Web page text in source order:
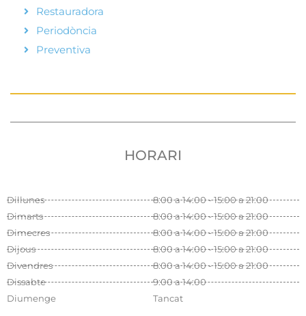
Restauradora
Periodòncia
Preventiva
HORARI
Dillunes
Dimarts
Dimecres
Dijous
Divendres
Dissabte
Diumenge
8:00 a 14:00 - 15:00 a 21:00
8:00 a 14:00 - 15:00 a 21:00
8:00 a 14:00 - 15:00 a 21:00
8:00 a 14:00 - 15:00 a 21:00
8:00 a 14:00 - 15:00 a 21:00
9:00 a 14:00
Tancat